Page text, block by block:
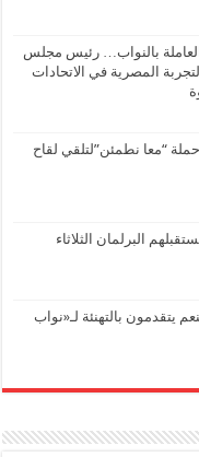
العاملة بالنواب… رئيس مجلس
المصرية في الاتحادات
“معا نطمئن”لتلقي لقاح
100 نائب يستقبلهم البرلمان الثلاثاء
يتقدمون بالتهنئة لـ«نواب